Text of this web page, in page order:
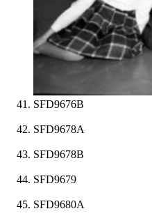
SFD9676B
SFD9678A
SFD9678B
SFD9679
SFD9680A